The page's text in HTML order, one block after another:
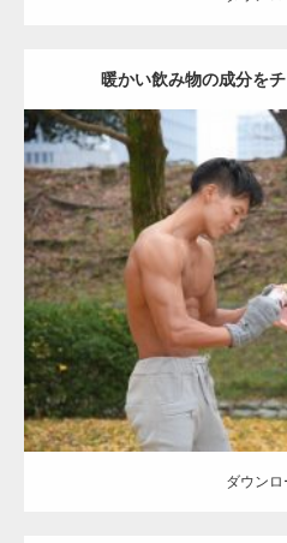
暖かい飲み物の成分を
Update:
Category:公園のマッチョ その他
肩
ダウンロード
ダウンロ